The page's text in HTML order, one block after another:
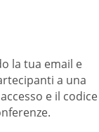
la tua email e
a una
e il